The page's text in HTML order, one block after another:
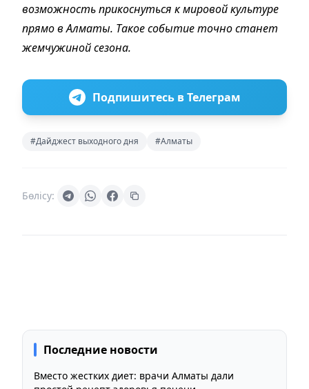
возможность прикоснуться к мировой культуре
прямо в Алматы. Такое событие точно станет
жемчужиной сезона.
Подпишитесь в Телеграм
#Дайджест выходного дня #Алматы
Бөлісу:
Последние новости
Вместо жестких диет: врачи Алматы дали